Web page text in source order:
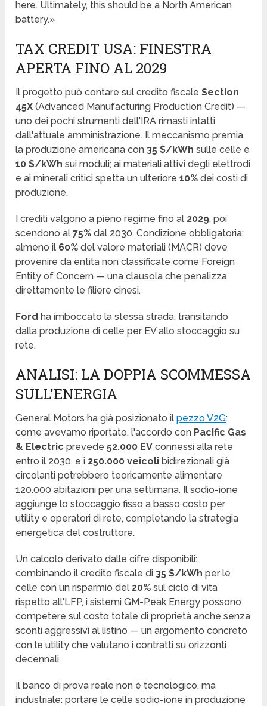
here. Ultimately, this should be a North American
battery.»
TAX CREDIT USA: FINESTRA
APERTA FINO AL 2029
Il progetto può contare sul credito fiscaleSection
45X (Advanced Manufacturing Production Credit) —
uno dei pochi strumenti dell'IRA rimasti intatti
dall'attuale amministrazione. Il meccanismo premia
la produzione americana con 35 $/kWh sulle celle e
10 $/kWh sui moduli; ai materiali attivi degli elettrodi
e ai minerali critici spetta un ulteriore10% dei costi di
produzione.
I crediti valgono a pieno regime fino al 2029, poi
scendono al75% dal 2030. Condizione obbligatoria:
almeno il 60% del valore materiali (MACR) deve
provenire da entità non classificate come Foreign
Entity of Concern — una clausola che penalizza
direttamente le filiere cinesi.
Ford ha imboccato la stessa strada, transitando
dalla produzione di celle per EV allo stoccaggio su
rete.
ANALISI: LA DOPPIA SCOMMESSA
SULL'ENERGIA
General Motors ha già posizionato ilpezzo V2G:
come avevamo riportato, l'accordo con Pacific Gas
& Electric prevede52.000 EV connessi alla rete
entro il 2030, e i 250.000 veicoli bidirezionali già
circolanti potrebbero teoricamente alimentare
120.000 abitazioni per una settimana. Il sodio-ione
aggiunge lo stoccaggio fisso a basso costo per
utility e operatori di rete, completando la strategia
energetica del costruttore.
Un calcolo derivato dalle cifre disponibili:
combinando il credito fiscale di 35 $/kWh per le
celle con un risparmio del 20% sul ciclo di vita
rispetto all'LFP, i sistemi GM-Peak Energy possono
competere sul costo totale di proprietà anche senza
sconti aggressivi al listino — un argomento concreto
con le utility che valutano i contratti su orizzonti
decennali.
Il banco di prova reale non è tecnologico, ma
industriale: portare le celle sodio-ione in produzione